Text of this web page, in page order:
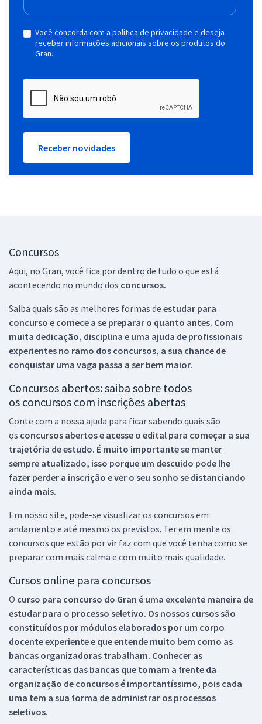
Você concorda com a política de privacidade e deseja
receber informações adicionais sobre os produtos do
Gran.
Receber novidades
Concursos
Aqui, no Gran, você fica por dentro de tudo o que está
acontecendo no mundo dos concursos.
Saiba quais são as melhores formas de estudar para
concurso e comece a se preparar o quanto antes. Com
muita dedicação, disciplina e uma ajuda de profissionais
experientes no ramo dos concursos, a sua chance de
conquistar uma vaga passa a ser bem maior.
Concursos abertos: saiba sobre todos
os concursos com inscrições abertas
Conte com a nossa ajuda para ficar sabendo quais são
os concursos abertos e acesse o edital para começar a sua
trajetória de estudo. É muito importante se manter
sempre atualizado, isso porque um descuido pode lhe
fazer perder a inscrição e ver o seu sonho se distanciando
ainda mais.
Em nosso site, pode-se visualizar os concursos em
andamento e até mesmo os previstos. Ter em mente os
concursos que estão por vir faz com que você tenha como se
preparar com mais calma e com muito mais qualidade.
Cursos online para concursos
O curso para concurso do Gran é uma excelente maneira de
estudar para o processo seletivo. Os nossos cursos são
constituídos por módulos elaborados por um corpo
docente experiente e que entende muito bem como as
bancas organizadoras trabalham. Conhecer as
características das bancas que tomam a frente da
organização de concursos é importantíssimo, pois cada
uma tem a sua forma de administrar os processos
seletivos.